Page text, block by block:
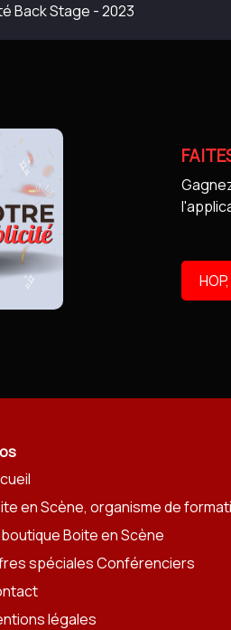
Back Stage - 2023
en Scène, organisme de
Boite en Scène
spéciales Conférenciers
légales